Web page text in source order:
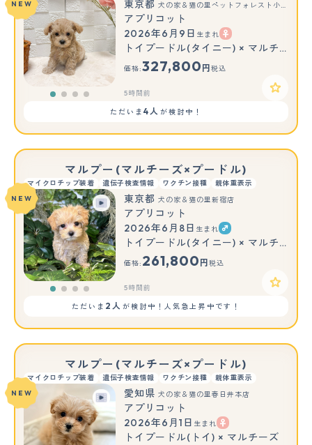
NEW
東京都 犬の家＆猫の里ペットフォレスト小平店
アプリコット
2026年6月9日 生まれ
トイプードル(タイニー) × マルチーズ
価格:327,800 円 税込
5時間前
ただいま4人 が検討中！
マルプー(マルチーズ×プードル)
マイクロチップ装着 遺伝子検査情報 ワクチン接種
親体重表示
NEW
東京都 犬の家＆猫の里新宿店
アプリコット
2026年6月8日 生まれ
トイプードル(タイニー) × マルチーズ
価格: 261,800 円 税込
5時間前
ただいま 2人 が検討中！人気急上昇中です！
マルプー(マルチーズ×プードル)
マイクロチップ装着 遺伝子検査情報 ワクチン接種
親体重表示
NEW
愛知県 犬の家＆猫の里春日井本店
アプリコット
2026年6月1日 生まれ
トイプードル(トイ) × マルチーズ